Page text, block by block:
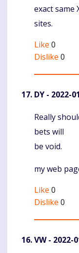
exact same
sites.
Like 0
Dislike 0
DY - 2022-
Komentaras
Really
bets will
be void.
my web
Like 0
Dislike 0
VW- 2022-